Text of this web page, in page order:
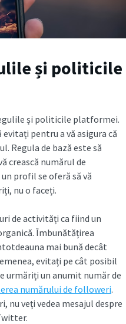
și politicile
și politicile platformei.
pentru a vă asigura că
Regula de bază este să
crească numărul de
profil se oferă să vă
nu o faceți.
de activități ca fiind un
Îmbunătățirea
mai bună decât
evitați pe cât posibil
urmăriți un anumit număr de
numărului de followeri.
nu veți vedea mesajul despre